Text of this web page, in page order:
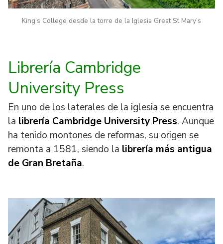
King’s College desde la torre de la Iglesia Great St Mary’s
Librería Cambridge
University Press
En uno de los laterales de la iglesia se encuentra
la librería Cambridge University Press. Aunque
ha tenido montones de reformas, su origen se
remonta a 1581, siendo la librería más antigua
de Gran Bretaña.